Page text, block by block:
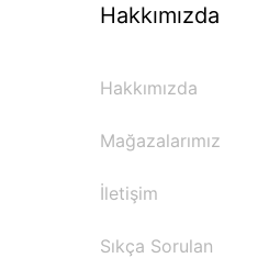
Hakkımızda
Hakkımızda
Mağazalarımız
İletişim
Sıkça Sorulan